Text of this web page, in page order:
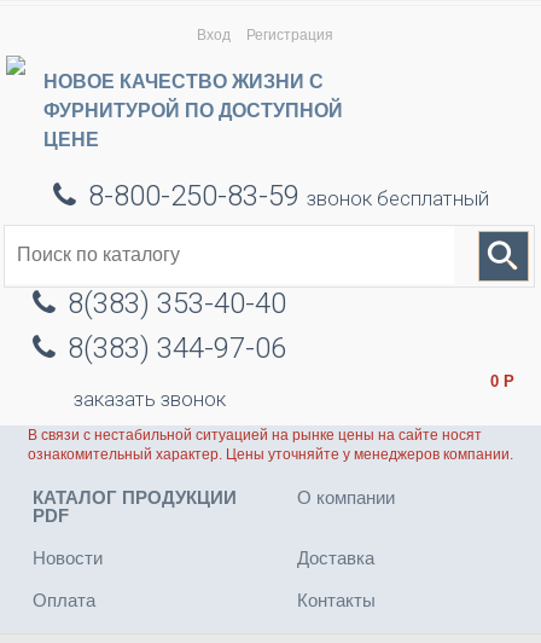
Вход Регистрация
НОВОЕ КАЧЕСТВО ЖИЗНИ С
ФУРНИТУРОЙ ПО ДОСТУПНОЙ
ЦЕНЕ
8-800-250-83-59 звонок бесплатный
8(383) 353-40-40
8(383) 344-97-06
заказать звонок
0 Р
В связи с нестабильной ситуацией на рынке цены на сайте носят
ознакомительный характер. Цены уточняйте у менеджеров компании.
КАТАЛОГ ПРОДУКЦИИ
PDF
О компании
Новости Доставка
Оплата Контакты